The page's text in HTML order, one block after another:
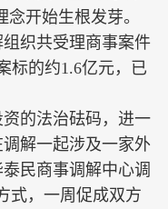
开始生根发芽。
织共受理商事案件
标的约1.6亿元，已
的法治砝码，进一
解一起涉及一家外
民商事调解中心调
式，一周促成双方